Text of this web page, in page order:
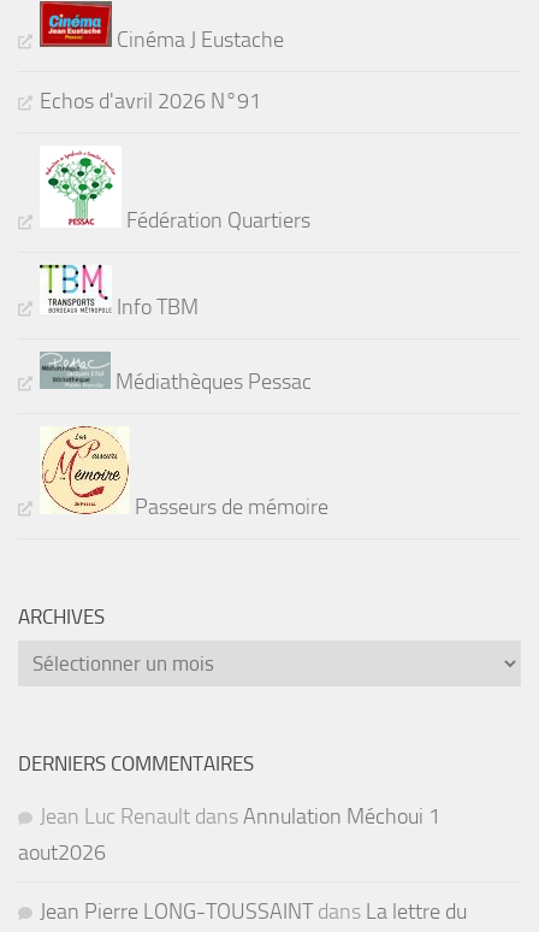
Cinéma J Eustache
Echos d'avril 2026 N°91
Fédération Quartiers
Info TBM
Médiathèques Pessac
Passeurs de mémoire
ARCHIVES
Archives
DERNIERS COMMENTAIRES
Jean Luc Renault dansAnnulation Méchoui 1
aout2026
Jean Pierre LONG-TOUSSAINTdans La lettre du